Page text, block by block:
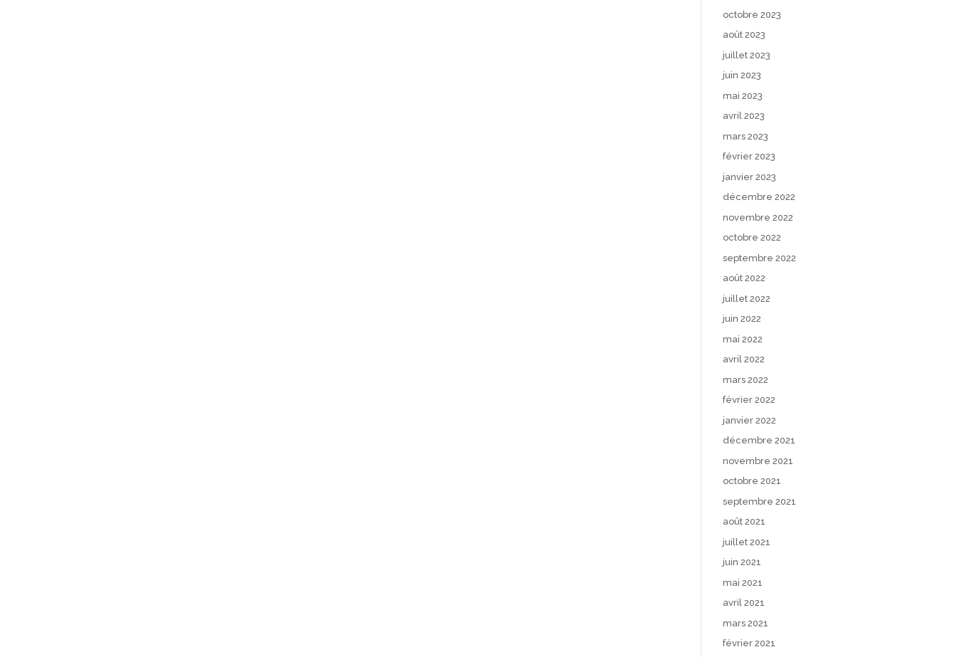
octobre 2023
août 2023
juillet 2023
juin 2023
mai 2023
avril 2023
mars 2023
février 2023
janvier 2023
décembre 2022
novembre 2022
octobre 2022
septembre 2022
août 2022
juillet 2022
juin 2022
mai 2022
avril 2022
mars 2022
février 2022
janvier 2022
décembre 2021
novembre 2021
octobre 2021
septembre 2021
août 2021
juillet 2021
juin 2021
mai 2021
avril 2021
mars 2021
février 2021